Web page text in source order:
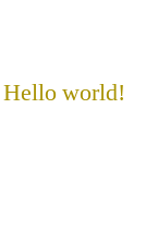
Hello world!